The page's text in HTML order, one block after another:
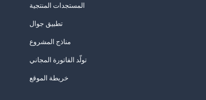
المستجدات المنتجية
تطبيق جوال
مناذج المشروع
تولّد الفاتورة المجاني
خريطة الموقع